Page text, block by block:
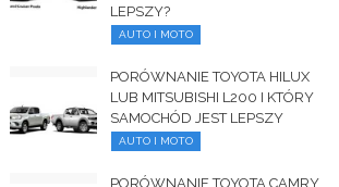
LEPSZY?
AUTO I MOTO
PORÓWNANIE TOYOTA HILUX
LUB MITSUBISHI L200 I KTÓRY
SAMOCHÓD JEST LEPSZY
AUTO I MOTO
PORÓWNANIE TOYOTA CAMRY